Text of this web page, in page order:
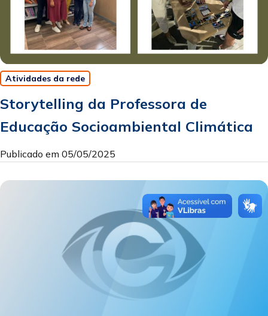
Atividades da rede
Storytelling da Professora de
Educação Socioambiental Climática
Publicado em 05/05/2025